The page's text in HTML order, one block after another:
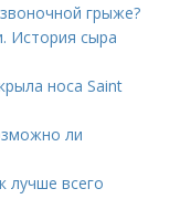
грыже?
История сыра
носа Saint
ли
лучше всего